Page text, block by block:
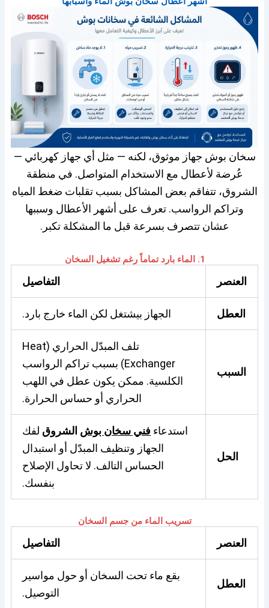
سخان بوش جهاز موثوق، لكنه — مثل أي جهاز كهربائي —
عُرضة لأعطال مع الاستخدام المتواصل. في منطقة
الشروق، تتفاقم بعض المشاكل بسبب تقلبات ضغط المياه
وتراكم الرواسب. تعرف على أشهر الأعطال وسببها
عشان تتصرف بسرعة قبل ما المشكلة تكبر.
1. الماء بارد تماماً رغم تشغيل السخان
العنصر التفاصيل
العطل الجهاز بيشتغل لكن الماء خارج بارد.
السبب
تلف المبدّل الحراري (Heat
Exchanger) بسبب تراكم الرواسب
الكلسية. ممكن يكون عطل في اللهب
الحراري أو حساس الحرارة.
الحل
استدعاء فني سخان بوش الشروق لفك
الجهاز وتنظيف المبدّل أو استبدال
الحساس التالف. لا تحاول الإصلاح
بنفسك.
تسريب الماء من جسم السخان
العنصر التفاصيل
العطل
بقع ماء تحت السخان أو حول مواسير
التوصيل.